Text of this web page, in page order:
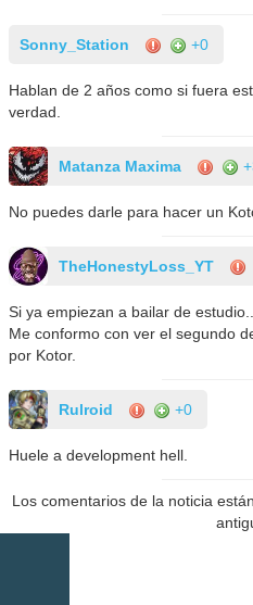
Sonny_Station +0
Hablan de 2 años como si fuera
verdad.
Matanza Maxima
No puedes darle para hacer un
TheHonestyLoss_YT
Si ya empiezan a bailar de
Me conformo con ver el segundo
por Kotor.
Rulroid +0
Huele a development hell.
Los comentarios de la noticia